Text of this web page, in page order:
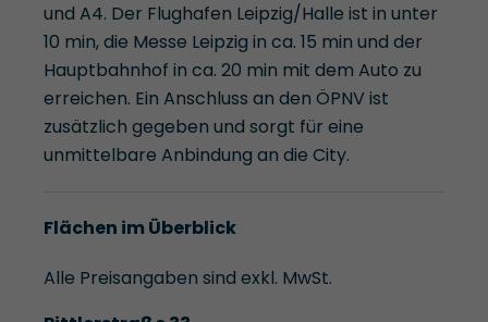
und A4. Der Flughafen Leipzig/Halle ist in unter
10 min, die Messe Leipzig in ca. 15 min und der
Hauptbahnhof in ca. 20 min mit dem Auto zu
erreichen. Ein Anschluss an den ÖPNV ist
zusätzlich gegeben und sorgt für eine
unmittelbare Anbindung an die City.
Flächen im Überblick
Alle Preisangaben sind exkl. MwSt.